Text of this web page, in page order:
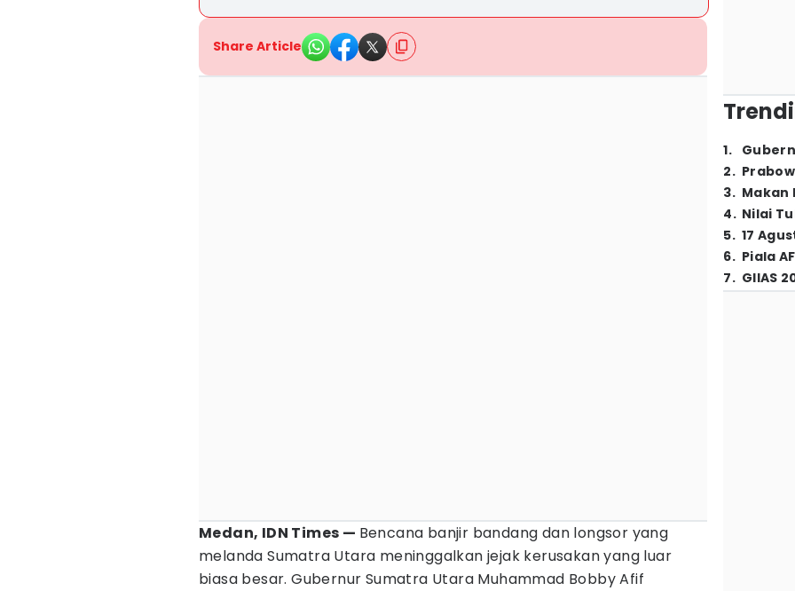
Share Article
‎Medan, IDN Times — Bencana banjir bandang dan longsor yang
melanda Sumatra Utara meninggalkan jejak kerusakan yang luar
biasa besar. Gubernur Sumatra Utara Muhammad Bobby Afif
1.
2.
3. Makan
4. Nilai
5. 17
6. Piala
7. GIIAS